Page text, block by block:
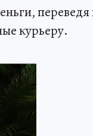
переведя
курьеру.